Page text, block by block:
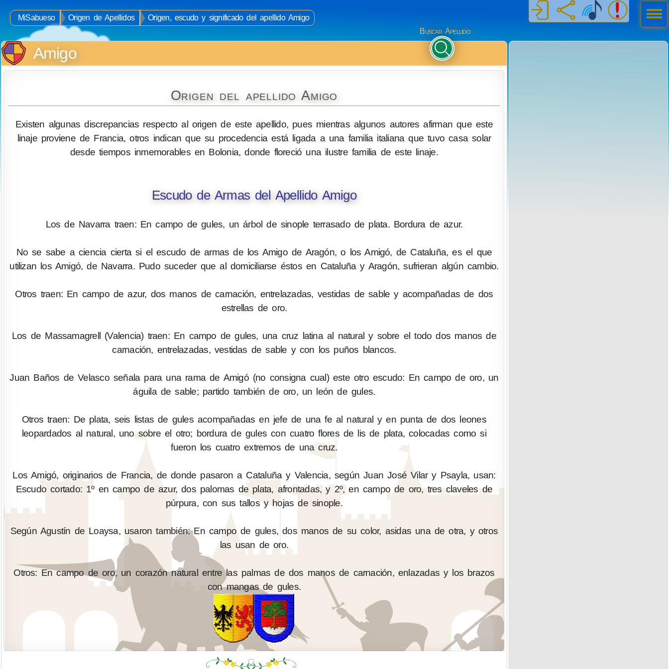
MiSabueso Origen de Apellidos
Origen, escudo y significado del apellido Amigo
Buscar Apellido
Amigo
Origen del apellido Amigo
Existen algunas discrepancias respecto al origen de este apellido, pues mientras algunos autores afirman que este
linaje proviene de Francia, otros indican que su procedencia está ligada a una familia italiana que tuvo casa solar
desde tiempos inmemorables en Bolonia, donde floreció una ilustre familia de este linaje.
Escudo de Armas del Apellido Amigo
Los de Navarra traen: En campo de gules, un árbol de sinople terrasado de plata. Bordura de azur.
No se sabe a ciencia cierta si el escudo de armas de los Amigo de Aragón, o los Amigó, de Cataluña, es el que
utilizan los Amigó, de Navarra. Pudo suceder que al domiciliarse éstos en Cataluña y Aragón, sufrieran algún cambio.
Otros traen: En campo de azur, dos manos de carnación, entrelazadas, vestidas de sable y acompañadas de dos
estrellas de oro.
Los de Massamagrell (Valencia) traen: En campo de gules, una cruz latina al natural y sobre el todo dos manos de
carnación, entrelazadas, vestidas de sable y con los puños blancos.
Juan Baños de Velasco señala para una rama de Amigó (no consigna cual) este otro escudo: En campo de oro, un
águila de sable; partido también de oro, un león de gules.
Otros traen: De plata, seis listas de gules acompañadas en jefe de una fe al natural y en punta de dos leones
leopardados al natural, uno sobre el otro; bordura de gules con cuatro flores de lis de plata, colocadas como si
fueron los cuatro extremos de una cruz.
Los Amigó, originarios de Francia, de donde pasaron a Cataluña y Valencia, según Juan José Vilar y Psayla, usan:
Escudo cortado: 1º en campo de azur, dos palomas de plata, afrontadas, y 2º, en campo de oro, tres claveles de
púrpura, con sus tallos y hojas de sinople.
Según Agustín de Loaysa, usaron también: En campo de gules, dos manos de su color, asidas una de otra, y otros
las usan de oro.
Otros: En campo de oro, un corazón natural entre las palmas de dos manos de carnación, enlazadas y los brazos
con mangas de gules.
Men
ú